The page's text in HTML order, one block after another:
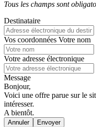
Tous les champs sont
Destinataire
Vos coordonnées Votre nom
Votre adresse électronique
Message
Bonjour,
Voici une offre parue sur le
intéresser.
A bientôt.
Annuler